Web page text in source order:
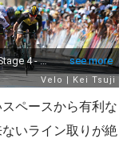
ペースから有利な
いライン取りが絶